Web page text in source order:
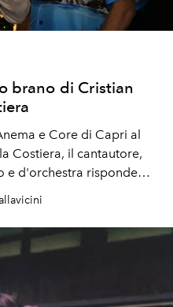
brano di Cristian
e Core di Capri al
Costiera, il cantautore,
e d'orchestra risponde
d'amore.